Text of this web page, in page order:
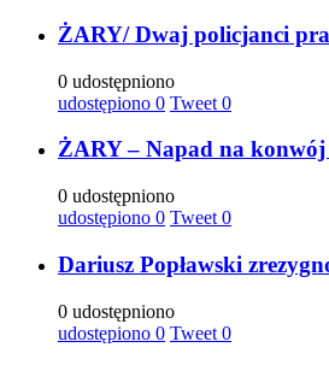
ŻARY/ Dwaj policjanci
0 udostępniono
udostępiono 0 Tweet 0
ŻARY – Napad na
0 udostępniono
udostępiono 0 Tweet 0
Dariusz Popławski
0 udostępniono
udostępiono 0 Tweet 0